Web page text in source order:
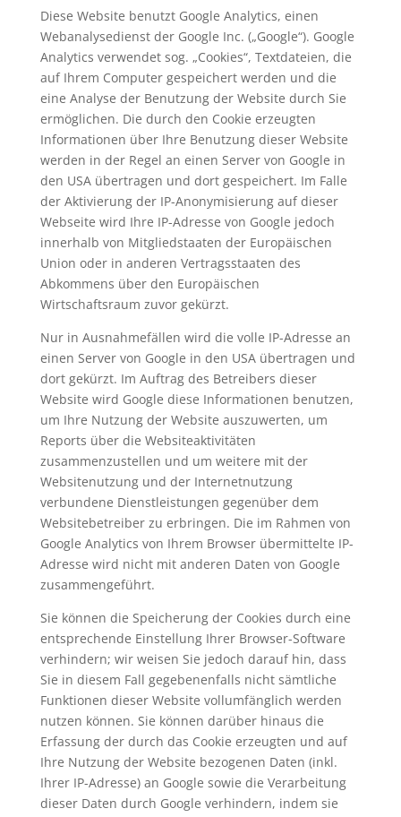
Diese Website benutzt Google Analytics, einen
Webanalysedienst der Google Inc. („Google“). Google
Analytics verwendet sog. „Cookies“, Textdateien, die
auf Ihrem Computer gespeichert werden und die
eine Analyse der Benutzung der Website durch Sie
ermöglichen. Die durch den Cookie erzeugten
Informationen über Ihre Benutzung dieser Website
werden in der Regel an einen Server von Google in
den USA übertragen und dort gespeichert. Im Falle
der Aktivierung der IP-Anonymisierung auf dieser
Webseite wird Ihre IP-Adresse von Google jedoch
innerhalb von Mitgliedstaaten der Europäischen
Union oder in anderen Vertragsstaaten des
Abkommens über den Europäischen
Wirtschaftsraum zuvor gekürzt.
Nur in Ausnahmefällen wird die volle IP-Adresse an
einen Server von Google in den USA übertragen und
dort gekürzt. Im Auftrag des Betreibers dieser
Website wird Google diese Informationen benutzen,
um Ihre Nutzung der Website auszuwerten, um
Reports über die Websiteaktivitäten
zusammenzustellen und um weitere mit der
Websitenutzung und der Internetnutzung
verbundene Dienstleistungen gegenüber dem
Websitebetreiber zu erbringen. Die im Rahmen von
Google Analytics von Ihrem Browser übermittelte IP-
Adresse wird nicht mit anderen Daten von Google
zusammengeführt.
Sie können die Speicherung der Cookies durch eine
entsprechende Einstellung Ihrer Browser-Software
verhindern; wir weisen Sie jedoch darauf hin, dass
Sie in diesem Fall gegebenenfalls nicht sämtliche
Funktionen dieser Website vollumfänglich werden
nutzen können. Sie können darüber hinaus die
Erfassung der durch das Cookie erzeugten und auf
Ihre Nutzung der Website bezogenen Daten (inkl.
Ihrer IP-Adresse) an Google sowie die Verarbeitung
dieser Daten durch Google verhindern, indem sie